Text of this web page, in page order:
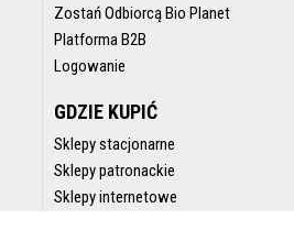
Zostań Odbiorcą Bio Planet
Platforma B2B
Logowanie
GDZIE KUPIĆ
Sklepy stacjonarne
Sklepy patronackie
Sklepy internetowe